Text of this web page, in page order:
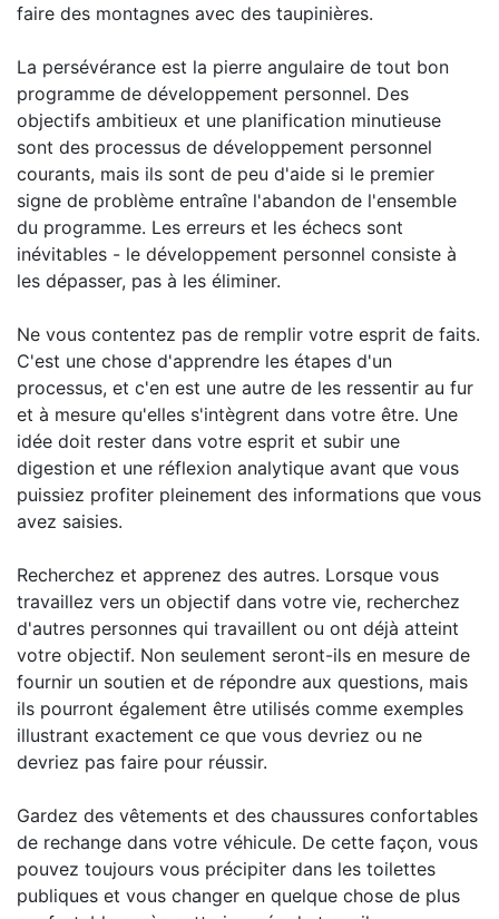
faire des montagnes avec des taupinières.
La persévérance est la pierre angulaire de tout bon
programme de développement personnel. Des
objectifs ambitieux et une planification minutieuse
sont des processus de développement personnel
courants, mais ils sont de peu d'aide si le premier
signe de problème entraîne l'abandon de l'ensemble
du programme. Les erreurs et les échecs sont
inévitables - le développement personnel consiste à
les dépasser, pas à les éliminer.
Ne vous contentez pas de remplir votre esprit de faits.
C'est une chose d'apprendre les étapes d'un
processus, et c'en est une autre de les ressentir au fur
et à mesure qu'elles s'intègrent dans votre être. Une
idée doit rester dans votre esprit et subir une
digestion et une réflexion analytique avant que vous
puissiez profiter pleinement des informations que vous
avez saisies.
Recherchez et apprenez des autres. Lorsque vous
travaillez vers un objectif dans votre vie, recherchez
d'autres personnes qui travaillent ou ont déjà atteint
votre objectif. Non seulement seront-ils en mesure de
fournir un soutien et de répondre aux questions, mais
ils pourront également être utilisés comme exemples
illustrant exactement ce que vous devriez ou ne
devriez pas faire pour réussir.
Gardez des vêtements et des chaussures confortables
de rechange dans votre véhicule. De cette façon, vous
pouvez toujours vous précipiter dans les toilettes
publiques et vous changer en quelque chose de plus